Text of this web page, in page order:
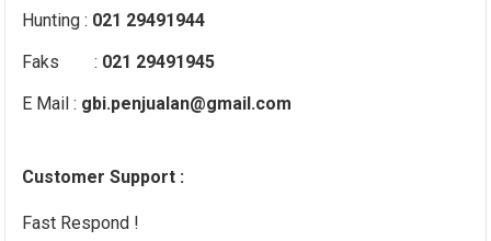
Hunting : 021 29491944
Faks : 021 29491945
E Mail : gbi.penjualan@gmail.com
Customer Support :
Fast Respond !